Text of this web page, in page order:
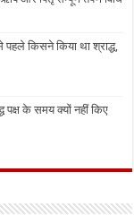
किसने किया था श्राद्ध,
पक्ष के समय क्यों नहीं किए